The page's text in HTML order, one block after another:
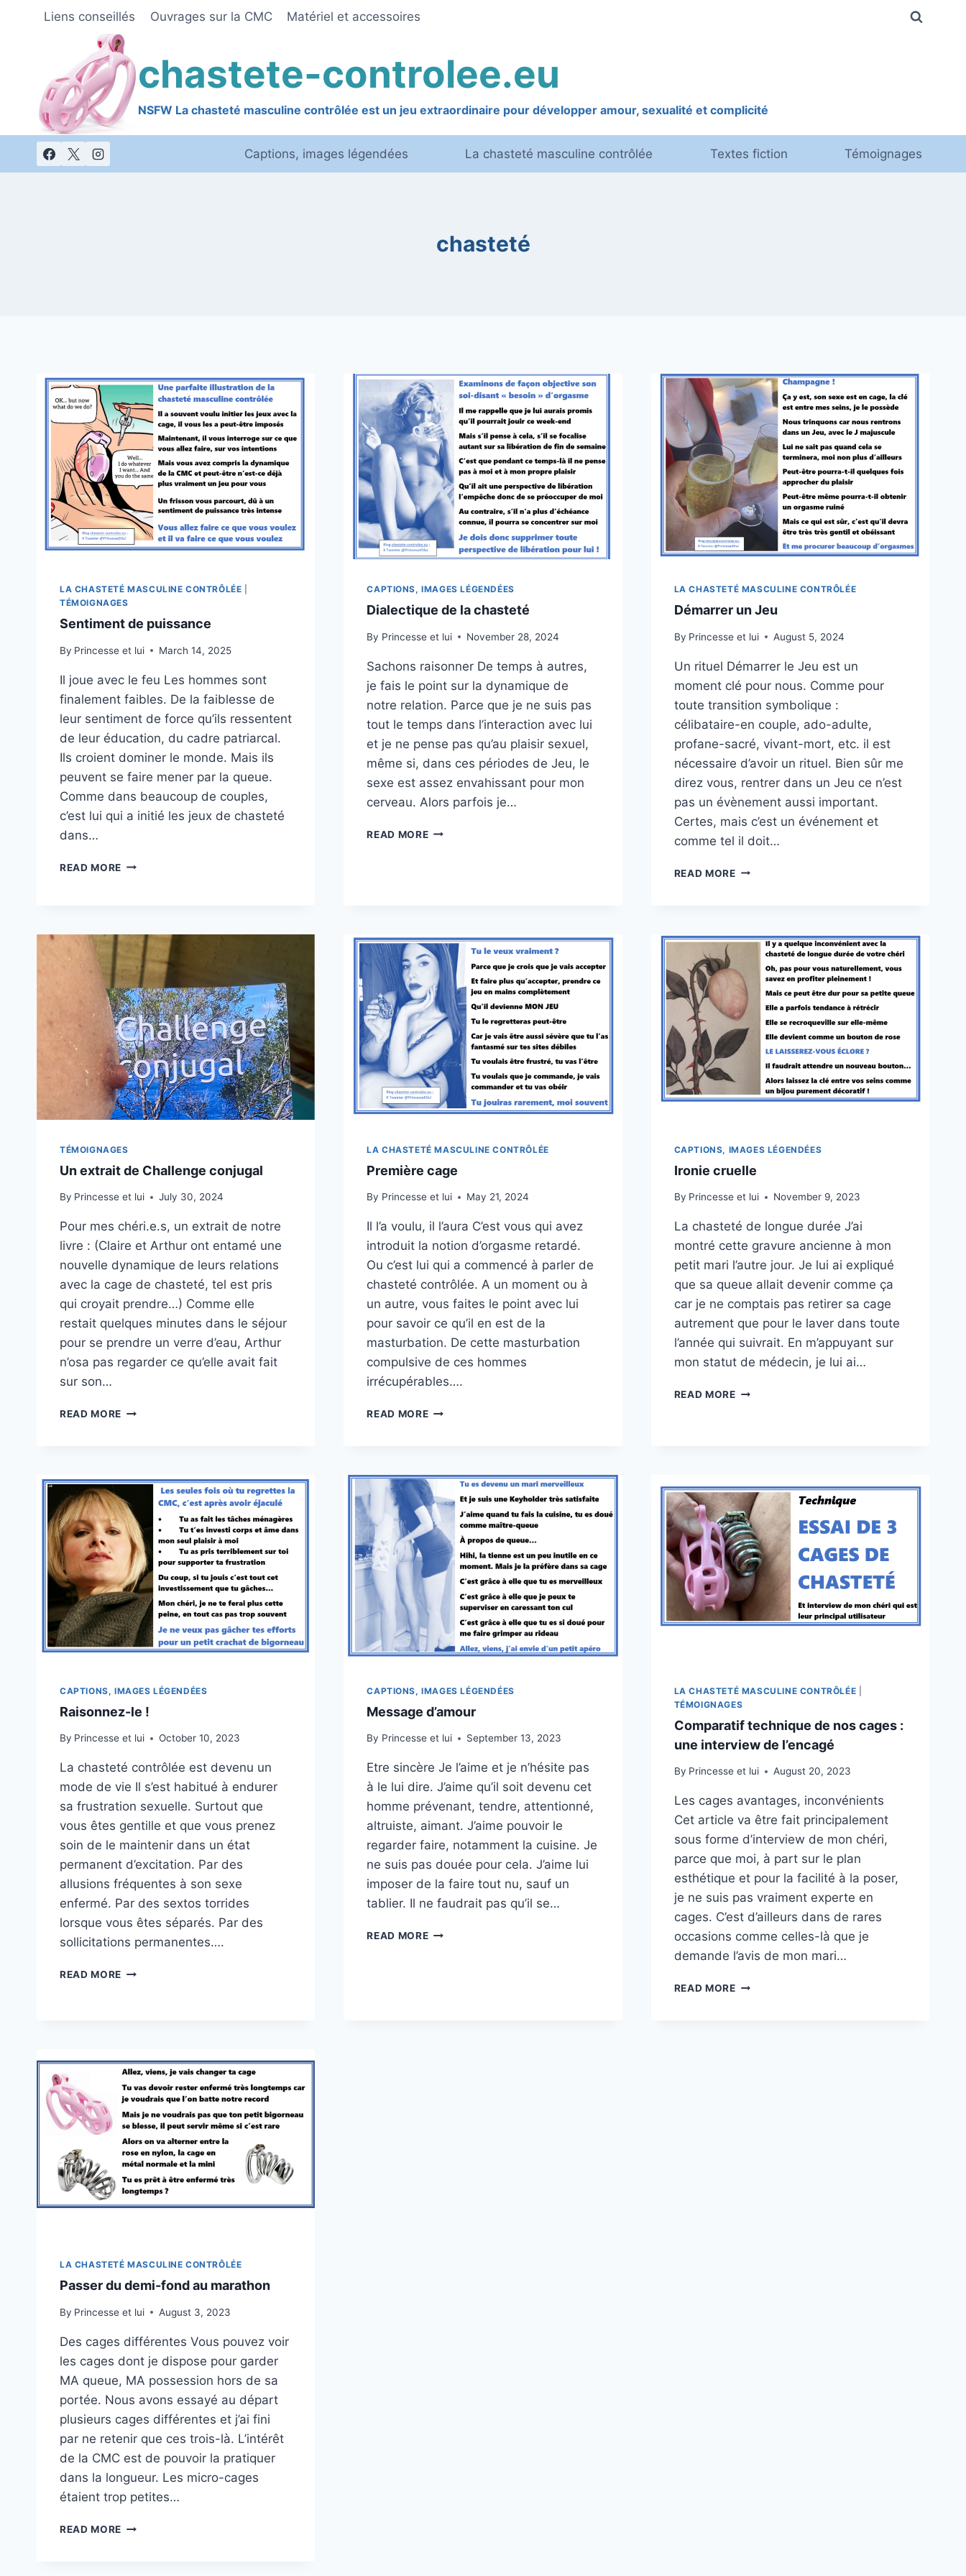
Liens conseillés Ouvrages sur la CMC Matériel et accessoires
chastete-controlee.eu
NSFW La chasteté masculine contrôlée est un jeu extraordinaire pour développer amour, sexualité et complicité
Captions, images légendées La chasteté masculine contrôlée Textes fiction Témoignages
chasteté
LA CHASTETÉ MASCULINE CONTRÔLÉE
TÉMOIGNAGES
Sentiment de puissance
By Princesse et lui March 14, 2025
Il joue avec le feu Les hommes sont
finalement faibles. De la faiblesse de
leur sentiment de force qu’ils ressentent
de leur éducation, du cadre patriarcal.
Ils croient dominer le monde. Mais ils
peuvent se faire mener par la queue.
Comme dans beaucoup de couples,
c’est lui qui a initié les jeux de chasteté
dans…
READ MORE SENTIMENT
CAPTIONS, IMAGES LÉGENDÉES
Dialectique de la chasteté
By Princesse et lui November 28, 2024
Sachons raisonner De temps à autres,
je fais le point sur la dynamique de
notre relation. Parce que je ne suis pas
tout le temps dans l’interaction avec lui
et je ne pense pas qu’au plaisir sexuel,
même si, dans ces périodes de Jeu, le
sexe est assez envahissant pour mon
cerveau. Alors parfois je…
READ MOREDIALECTIQUE
LA CHASTETÉ MASCULINE CONTRÔLÉE
Démarrer un Jeu
By Princesse et lui August 5, 2024
Un rituel Démarrer le Jeu est un
moment clé pour nous. Comme pour
toute transition symbolique :
célibataire-en couple, ado-adulte,
profane-sacré, vivant-mort, etc. il est
nécessaire d’avoir un rituel. Bien sûr me
direz vous, rentrer dans un Jeu ce n’est
pas un évènement aussi important.
Certes, mais c’est un événement et
comme tel il doit…
READ MOREDÉMARRER
TÉMOIGNAGES
Un extrait de Challenge conjugal
By Princesse et lui July 30, 2024
Pour mes chéri.e.s, un extrait de notre
livre : (Claire et Arthur ont entamé une
nouvelle dynamique de leurs relations
avec la cage de chasteté, tel est pris
qui croyait prendre…) Comme elle
restait quelques minutes dans le séjour
pour se prendre un verre d’eau, Arthur
n’osa pas regarder ce qu’elle avait fait
sur son…
READ MORE UN
LA CHASTETÉ MASCULINE CONTRÔLÉE
Première cage
By Princesse et lui May 21, 2024
Il l’a voulu, il l’aura C’est vous qui avez
introduit la notion d’orgasme retardé.
Ou c’est lui qui a commencé à parler de
chasteté contrôlée. A un moment ou à
un autre, vous faites le point avec lui
pour savoir ce qu’il en est de la
masturbation. De cette masturbation
compulsive de ces hommes
irrécupérables….
READ MOREPREMIÈRE
CAPTIONS, IMAGES LÉGENDÉES
Ironie cruelle
By Princesse et lui November 9, 2023
La chasteté de longue durée J’ai
montré cette gravure ancienne à mon
petit mari l’autre jour. Je lui ai expliqué
que sa queue allait devenir comme ça
car je ne comptais pas retirer sa cage
autrement que pour le laver dans toute
l’année qui suivrait. En m’appuyant sur
mon statut de médecin, je lui ai…
READ MOREIRONIE
CAPTIONS, IMAGES LÉGENDÉES
Raisonnez-le !
By Princesse et lui October 10, 2023
La chasteté contrôlée est devenu un
mode de vie Il s’est habitué à endurer
sa frustration sexuelle. Surtout que
vous êtes gentille et que vous prenez
soin de le maintenir dans un état
permanent d’excitation. Par des
allusions fréquentes à son sexe
enfermé. Par des sextos torrides
lorsque vous êtes séparés. Par des
sollicitations permanentes….
READ MORE RAISONNEZ-
CAPTIONS, IMAGES LÉGENDÉES
Message d’amour
By Princesse et lui September 13, 2023
Etre sincère Je l’aime et je n’hésite pas
à le lui dire. J’aime qu’il soit devenu cet
homme prévenant, tendre, attentionné,
altruiste, aimant. J’aime pouvoir le
regarder faire, notamment la cuisine. Je
ne suis pas douée pour cela. J’aime lui
imposer de la faire tout nu, sauf un
tablier. Il ne faudrait pas qu’il se…
READ MOREMESSAGE
LA CHASTETÉ MASCULINE CONTRÔLÉE
TÉMOIGNAGES
Comparatif technique de nos cages :
une interview de l’encagé
By Princesse et lui August 20, 2023
Les cages avantages, inconvénients
Cet article va être fait principalement
sous forme d’interview de mon chéri,
parce que moi, à part sur le plan
esthétique et pour la facilité à la poser,
je ne suis pas vraiment experte en
cages. C’est d’ailleurs dans de rares
occasions comme celles-là que je
demande l’avis de mon mari…
READ MORECOMPARATIF
LA CHASTETÉ MASCULINE CONTRÔLÉE
Passer du demi-fond au marathon
By Princesse et lui August 3, 2023
Des cages différentes Vous pouvez voir
les cages dont je dispose pour garder
MA queue, MA possession hors de sa
portée. Nous avons essayé au départ
plusieurs cages différentes et j’ai fini
par ne retenir que ces trois-là. L’intérêt
de la CMC est de pouvoir la pratiquer
dans la longueur. Les micro-cages
étaient trop petites…
READ MORE PASSER